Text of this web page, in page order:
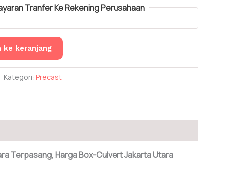
Tranfer Ke Rekening Perusahaan
ke keranjang
Kategori: Precast
Terpasang, Harga Box-Culvert Jakarta Utara